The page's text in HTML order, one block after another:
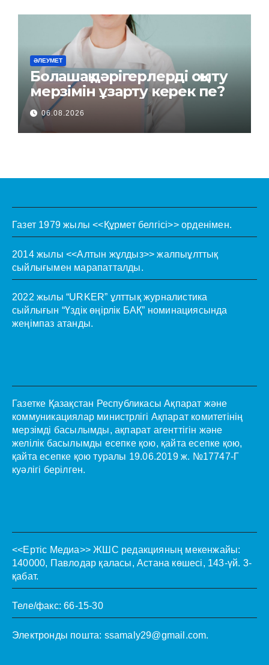
ӘЛЕУМЕТ
Болашақ дәрігерлерді оқыту
мерзімін ұзарту керек пе?
06.08.2026
Газет 1979 жылы <<Құрмет белгісі>> орденімен.
2014 жылы <<Алтын жұлдыз>> жалпыұлттық
сыйлығымен марапатталды.
2022 жылы “URKER” ұлттық журналистика
сыйлығын “Үздік өңірлік БАҚ” номинациясында
жеңімпаз атанды.
Газетке Қазақстан Республикасы Ақпарат және
коммуникациялар министрлігі Ақпарат комитетінің
мерзімді басылымды, ақпарат агенттігін және
желілік басылымды есепке қою, қайта есепке қою,
қайта есепке қою туралы 19.06.2019 ж. №17747-Г
куәлігі берілген.
<<Ертіс Медиа>> ЖШС редакцияның мекенжайы:
140000, Павлодар қаласы, Астана көшесі, 143-үй. 3-
қабат.
Теле/факс: 66-15-30
Электронды пошта: ssamaly29@gmail.com.